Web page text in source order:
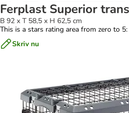
Ferplast Superior
B 92 x T 58,5 x H 62,5 cm
This is a stars rating area from zero to
Skriv nu